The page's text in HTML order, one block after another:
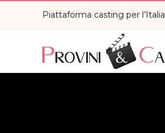
Piattaforma casting per l’Italia